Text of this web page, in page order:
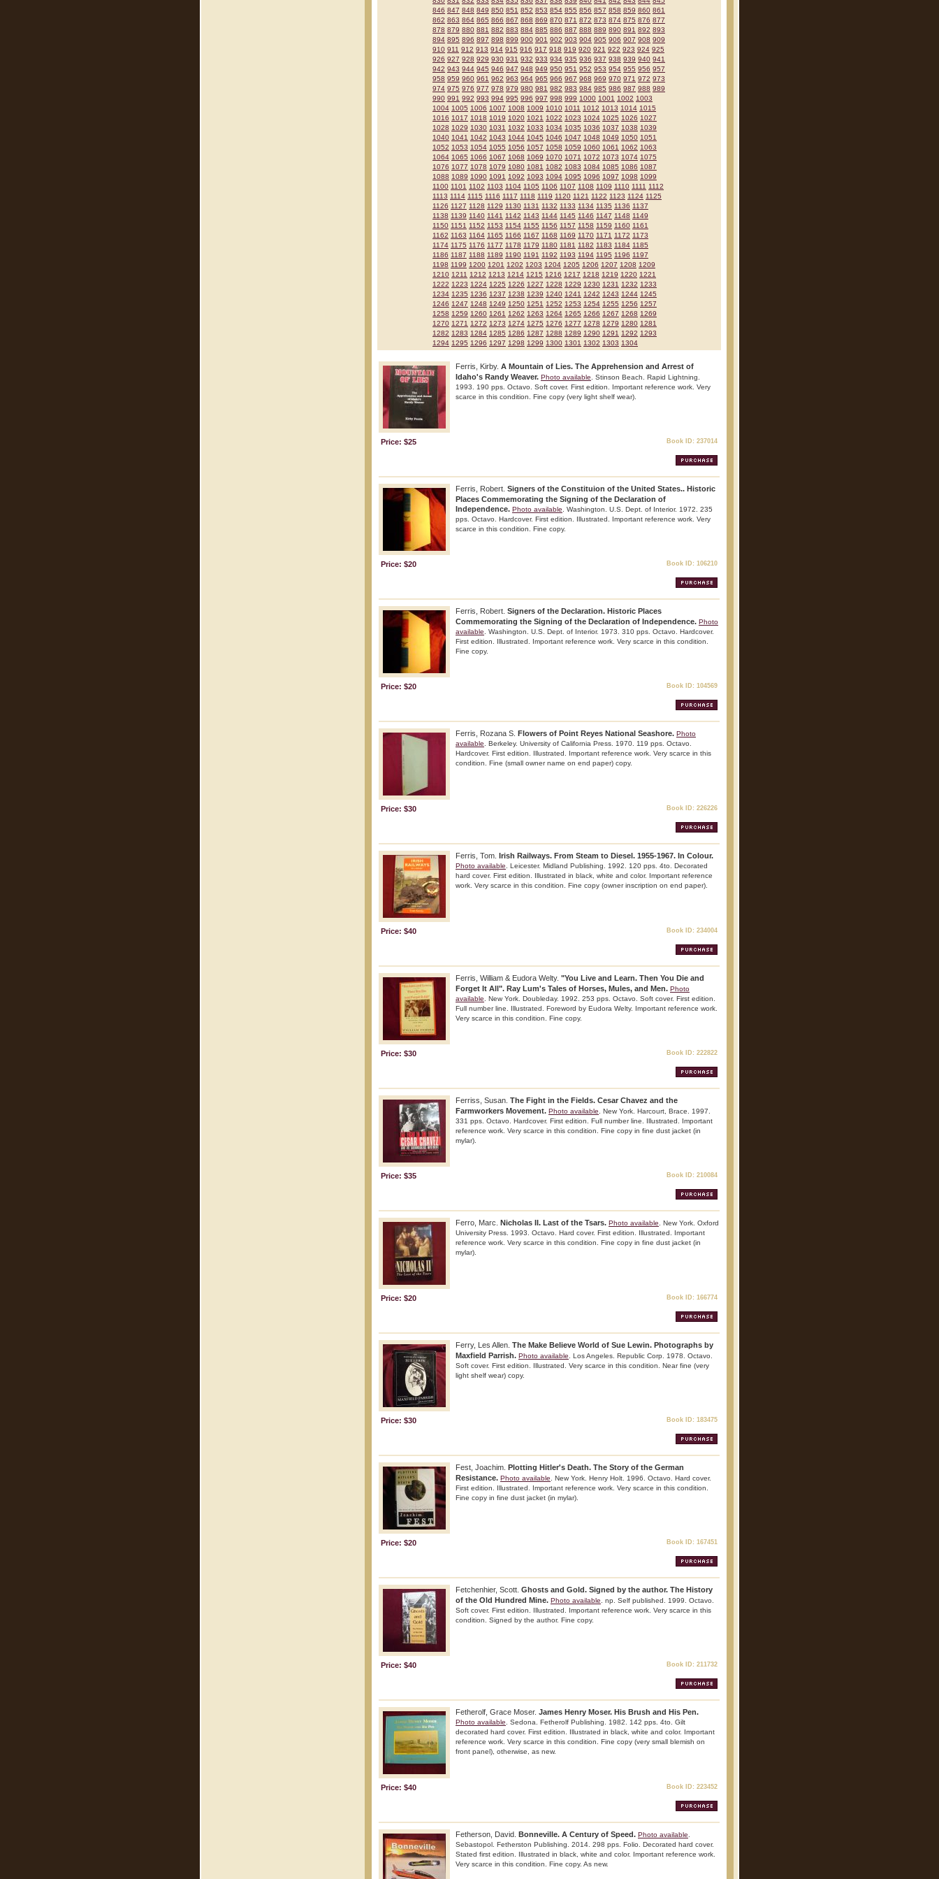
846 847 848 849 850 851 852 853 854 855 856 857 858 859 860 861
862 863 864 865 866 867 868 869 870 871 872 873 874 875 876 877
878 879 880 881 882 883 884 885 886 887 888 889 890 891 892 893
894 895 896 897 898 899 900 901 902 903 904 905 906 907 908 909
910 911 912 913 914 915 916 917 918 919 920 921 922 923 924 925
926 927 928 929 930 931 932 933 934 935 936 937 938 939 940 941
942 943 944 945 946 947 948 949 950 951 952 953 954 955 956 957
958 959 960 961 962 963 964 965 966 967 968 969 970 971 972 973
974 975 976 977 978 979 980 981 982 983 984 985 986 987 988 989
990 991 992 993 994 995 996 997 998 999 1000 1001 1002 1003
1004 1005 1006 1007 1008 1009 1010 1011 1012 1013 1014 1015
1016 1017 1018 1019 1020 1021 1022 1023 1024 1025 1026 1027
1028 1029 1030 1031 1032 1033 1034 1035 1036 1037 1038 1039
1040 1041 1042 1043 1044 1045 1046 1047 1048 1049 1050 1051
1052 1053 1054 1055 1056 1057 1058 1059 1060 1061 1062 1063
1064 1065 1066 1067 1068 1069 1070 1071 1072 1073 1074 1075
1076 1077 1078 1079 1080 1081 1082 1083 1084 1085 1086 1087
1088 1089 1090 1091 1092 1093 1094 1095 1096 1097 1098 1099
1100 1101 1102 1103 1104 1105 1106 1107 1108 1109 1110 1111 1112
1113 1114 1115 1116 1117 1118 1119 1120 1121 1122 1123 1124 1125
1126 1127 1128 1129 1130 1131 1132 1133 1134 1135 1136 1137
1138 1139 1140 1141 1142 1143 1144 1145 1146 1147 1148 1149
1150 1151 1152 1153 1154 1155 1156 1157 1158 1159 1160 1161
1162 1163 1164 1165 1166 1167 1168 1169 1170 1171 1172 1173
1174 1175 1176 1177 1178 1179 1180 1181 1182 1183 1184 1185
1186 1187 1188 1189 1190 1191 1192 1193 1194 1195 1196 1197
1198 1199 1200 1201 1202 1203 1204 1205 1206 1207 1208 1209
1210 1211 1212 1213 1214 1215 1216 1217 1218 1219 1220 1221
1222 1223 1224 1225 1226 1227 1228 1229 1230 1231 1232 1233
1234 1235 1236 1237 1238 1239 1240 1241 1242 1243 1244 1245
1246 1247 1248 1249 1250 1251 1252 1253 1254 1255 1256 1257
1258 1259 1260 1261 1262 1263 1264 1265 1266 1267 1268 1269
1270 1271 1272 1273 1274 1275 1276 1277 1278 1279 1280 1281
1282 1283 1284 1285 1286 1287 1288 1289 1290 1291 1292 1293
1294 1295 1296 1297 1298 1299 1300 1301 1302 1303 1304
Ferris, Kirby. A Mountain of Lies. The Apprehension and Arrest of
Idaho's Randy Weaver. Photo available . Stinson Beach. Rapid Lightning.
1993. 190 pps. Octavo. Soft cover. First edition. Important reference work. Very
scarce in this condition. Fine copy (very light shelf wear).
Price: $25 Book ID: 237014
Ferris, Robert. Signers of the Constituion of the United States.. Historic
Places Commemorating the Signing of the Declaration of
Independence. Photo available . Washington. U.S. Dept. of Interior. 1972. 235
pps. Octavo. Hardcover. First edition. Illustrated. Important reference work. Very
scarce in this condition. Fine copy.
Price: $20 Book ID: 106210
Ferris, Robert. Signers of the Declaration. Historic Places
Commemorating the Signing of the Declaration of Independence. Photo
available . Washington. U.S. Dept. of Interior. 1973. 310 pps. Octavo. Hardcover.
First edition. Illustrated. Important reference work. Very scarce in this condition.
Fine copy.
Price: $20 Book ID: 104569
Ferris, Rozana S. Flowers of Point Reyes National Seashore. Photo
available . Berkeley. University of California Press. 1970. 119 pps. Octavo.
Hardcover. First edition. Illustrated. Important reference work. Very scarce in this
condition. Fine (small owner name on end paper) copy.
Price: $30 Book ID: 226226
Ferris, Tom. Irish Railways. From Steam to Diesel. 1955-1967. In Colour.
Photo available . Leicester. Midland Publishing. 1992. 120 pps. 4to. Decorated
hard cover. First edition. Illustrated in black, white and color. Important reference
work. Very scarce in this condition. Fine copy (owner inscription on end paper).
Price: $40 Book ID: 234004
Ferris, William & Eudora Welty. "You Live and Learn. Then You Die and
Forget It All". Ray Lum's Tales of Horses, Mules, and Men. Photo
available . New York. Doubleday. 1992. 253 pps. Octavo. Soft cover. First edition.
Full number line. Illustrated. Foreword by Eudora Welty. Important reference work.
Very scarce in this condition. Fine copy.
Price: $30 Book ID: 222822
Ferriss, Susan. The Fight in the Fields. Cesar Chavez and the
Farmworkers Movement. Photo available . New York. Harcourt, Brace. 1997.
331 pps. Octavo. Hardcover. First edition. Full number line. Illustrated. Important
reference work. Very scarce in this condition. Fine copy in fine dust jacket (in
mylar).
Price: $35 Book ID: 210084
Ferro, Marc. Nicholas II. Last of the Tsars. Photo available . New York. Oxford
University Press. 1993. Octavo. Hard cover. First edition. Illustrated. Important
reference work. Very scarce in this condition. Fine copy in fine dust jacket (in
mylar).
Price: $20 Book ID: 166774
Ferry, Les Allen. The Make Believe World of Sue Lewin. Photographs by
Maxfield Parrish. Photo available . Los Angeles. Republic Corp. 1978. Octavo.
Soft cover. First edition. Illustrated. Very scarce in this condition. Near fine (very
light shelf wear) copy.
Price: $30 Book ID: 183475
Fest, Joachim. Plotting Hitler's Death. The Story of the German
Resistance. Photo available . New York. Henry Holt. 1996. Octavo. Hard cover.
First edition. Illustrated. Important reference work. Very scarce in this condition.
Fine copy in fine dust jacket (in mylar).
Price: $20 Book ID: 167451
Fetchenhier, Scott. Ghosts and Gold. Signed by the author. The History
of the Old Hundred Mine. Photo available . np. Self published. 1999. Octavo.
Soft cover. First edition. Illustrated. Important reference work. Very scarce in this
condition. Signed by the author. Fine copy.
Price: $40 Book ID: 211732
Fetherolf, Grace Moser. James Henry Moser. His Brush and His Pen.
Photo available . Sedona. Fetherolf Publishing. 1982. 142 pps. 4to. Gilt
decorated hard cover. First edition. Illustrated in black, white and color. Important
reference work. Very scarce in this condition. Fine copy (very small blemish on
front panel), otherwise, as new.
Price: $40 Book ID: 223452
Fetherson, David. Bonneville. A Century of Speed. Photo available
Sebastopol. Fetherston Publishing. 2014. 298 pps. Folio. Decorated hard cover.
Stated first edition. Illustrated in black, white and color. Important reference work.
Very scarce in this condition. Fine copy. As new.